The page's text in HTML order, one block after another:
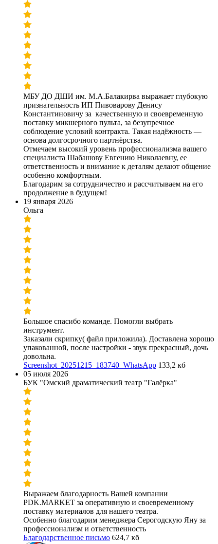
МБУ ДО ДШИ им. М.А.Балакирва выражает глубокую
признательность ИП Пивоварову Денису
Константиновичу за качественную и своевременную
поставку микшерного пульта, за безупречное
соблюдение условий контракта. Такая надёжность —
основа долгосрочного партнёрства.
Отмечаем высокий уровень профессионализма вашего
специалиста Шабашову Евгению Николаевну, ее
ответственность и внимание к деталям делают общение
особенно комфортным.
Благодарим за сотрудничество и рассчитываем на его
продолжение в будущем!
19 января 2026
Ольга
Большое спасибо команде. Помогли выбрать
инструмент.
Заказали скрипку( файл приложила). Доставлена хорошо
упакованной, после настройки - звук прекрасный, дочь
довольна.
Screenshot_20251215_183740_WhatsApp 133,2 кб
05 июля 2026
БУК "Омский драматический театр "Галёрка"
Выражаем благодарность Вашей компании
PDK.MARKET за оперативную и своевременному
поставку материалов для нашего театра.
Особенно благодарим менеджера Серогодскую Яну за
профессионализм и ответственность
Благодарственное письмо 624,7 кб